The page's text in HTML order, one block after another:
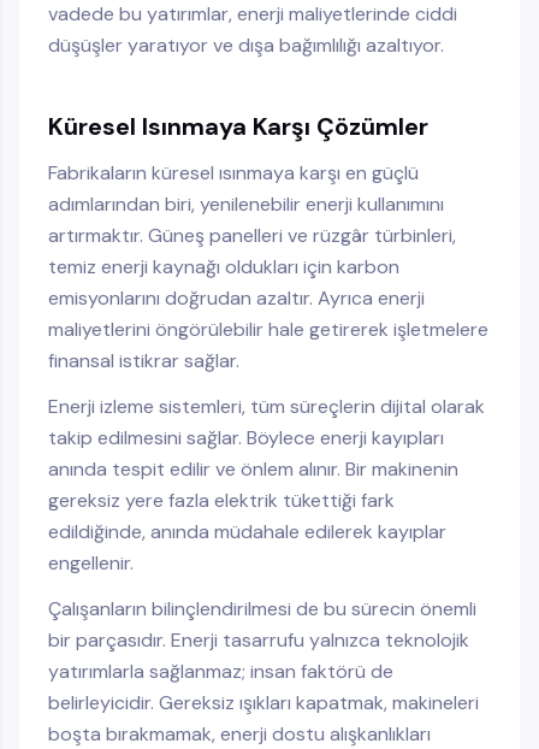
vadede bu yatırımlar, enerji maliyetlerinde ciddi
düşüşler yaratıyor ve dışa bağımlılığı azaltıyor.
Küresel Isınmaya Karşı Çözümler
Fabrikaların küresel ısınmaya karşı en güçlü
adımlarından biri, yenilenebilir enerji kullanımını
artırmaktır. Güneş panelleri ve rüzgâr türbinleri,
temiz enerji kaynağı oldukları için karbon
emisyonlarını doğrudan azaltır. Ayrıca enerji
maliyetlerini öngörülebilir hale getirerek işletmelere
finansal istikrar sağlar.
Enerji izleme sistemleri, tüm süreçlerin dijital olarak
takip edilmesini sağlar. Böylece enerji kayıpları
anında tespit edilir ve önlem alınır. Bir makinenin
gereksiz yere fazla elektrik tükettiği fark
edildiğinde, anında müdahale edilerek kayıplar
engellenir.
Çalışanların bilinçlendirilmesi de bu sürecin önemli
bir parçasıdır. Enerji tasarrufu yalnızca teknolojik
yatırımlarla sağlanmaz; insan faktörü de
belirleyicidir. Gereksiz ışıkları kapatmak, makineleri
boşta bırakmamak, enerji dostu alışkanlıkları